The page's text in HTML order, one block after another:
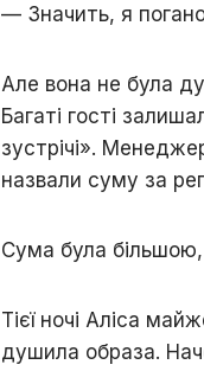
— Значить, я
Але вона не була
Багаті гості
зустрічі».
назвали суму за
Сума була більшою,
Тієї ночі Аліса
душила образа.